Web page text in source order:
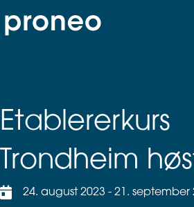
Etablererkurs
Trondheim
24. august 2023 - 21. september